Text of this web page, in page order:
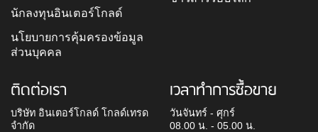
นักลงทุนอินเตอร์โกลด์
นโยบายการคุ้มครองข้อมูล
ส่วนบุคคล
ติดต่อเรา
บริษัท อินเตอร์โกลด์ โกลด์เทรด
จำกัด
เวลาทำการซื้อขาย
วันจันทร์ - ศุกร์
08.00 น. - 05.00 น.